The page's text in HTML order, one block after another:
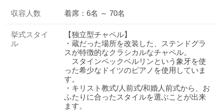
収容人数 着席：6名 ～ 70名
挙式スタイ
ル
【独立型チャペル】
・蔵だった場所を改装した、ステンドグラ
スが特徴的なクラシカルなチャペル。
スタインベックベルリンという象牙を使
った希少なドイツのピアノを使用していま
す。
・キリスト教式/人前式/和婚人前式から、お
ふたりに合ったスタイルを選ぶことが出来
ます。